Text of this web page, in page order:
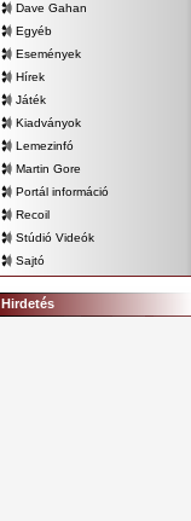
Dave Gahan
Egyéb
Események
Hírek
Játék
Kiadványok
Lemezinfó
Martin Gore
Portál információ
Recoil
Stúdió Videók
Sajtó
Hirdetés